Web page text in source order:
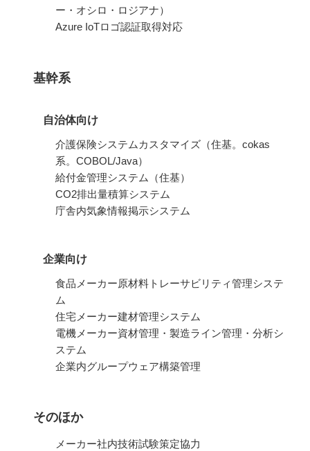
ー・オシロ・ロジアナ）
Azure IoTロゴ認証取得対応
基幹系
自治体向け
介護保険システムカスタマイズ（住基。cokas
系。COBOL/Java）
給付金管理システム（住基）
CO2排出量積算システム
庁舎内気象情報掲示システム
企業向け
食品メーカー原材料トレーサビリティ管理システ
ム
住宅メーカー建材管理システム
電機メーカー資材管理・製造ライン管理・分析シ
ステム
企業内グループウェア構築管理
そのほか
メーカー社内技術試験策定協力